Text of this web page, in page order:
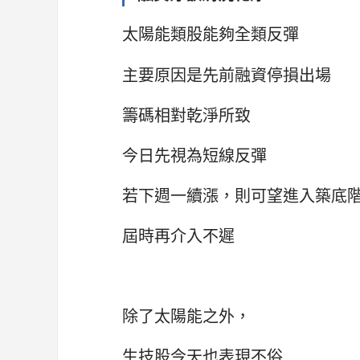
太陽能類股能夠全類反彈
主要原因是先前融資停損出場
籌碼相對乾淨所致
今日先視為短線反彈
若下週一續漲，則可望進入築底
屆時再介入不遲
除了太陽能之外，